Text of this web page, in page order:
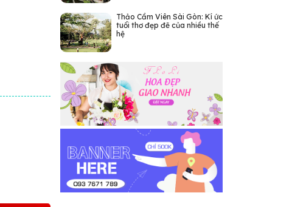
Thảo Cầm Viên Sài Gòn: Kí ức
tuổi thơ đẹp đẽ của nhiều thế
hệ